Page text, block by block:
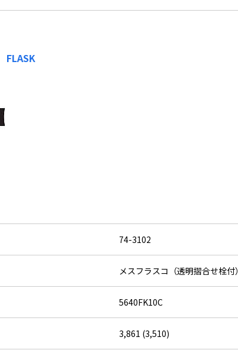
FLASK
74-3102
メスフラスコ（透明摺合せ栓付）
5640FK10C
3,861 (3,510)